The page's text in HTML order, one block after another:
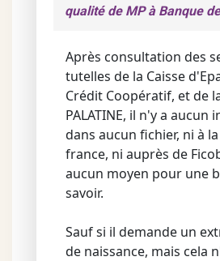
qualité de MP à Banque
Après consultation des
tutelles de la Caisse
Crédit Coopératif, et de
PALATINE, il n'y a aucun
dans aucun fichier, ni à
france, ni auprès de
aucun moyen pour une
savoir.
Sauf si il demande un
de naissance, mais cela